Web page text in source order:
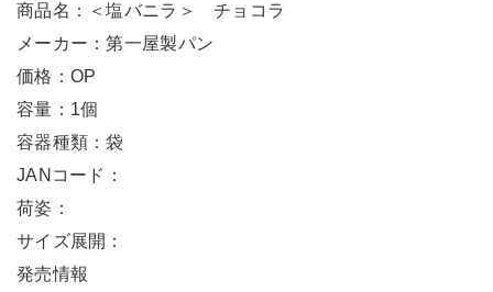
商品名：＜塩バニラ＞ チョコラ
メーカー：第一屋製パン
価格：OP
容量：1個
容器種類：袋
JANコード：
荷姿：
サイズ展開：
発売情報